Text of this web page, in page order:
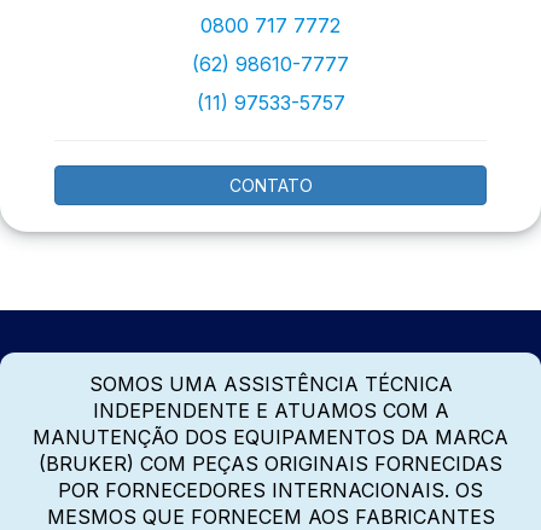
0800 717 7772
(62) 98610-7777
(11) 97533-5757
CONTATO
SOMOS UMA ASSISTÊNCIA TÉCNICA
INDEPENDENTE E ATUAMOS COM A
MANUTENÇÃO DOS EQUIPAMENTOS DA MARCA
(BRUKER) COM PEÇAS ORIGINAIS FORNECIDAS
POR FORNECEDORES INTERNACIONAIS. OS
MESMOS QUE FORNECEM AOS FABRICANTES